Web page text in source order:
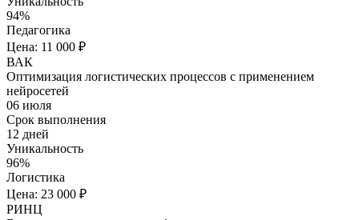
94%
Педагогика
Цена: 11 000 ₽
ВАК
Оптимизация логистических процессов с применением
нейросетей
06 июля
Срок выполнения
12 дней
Уникальность
96%
Логистика
Цена: 23 000 ₽
РИНЦ